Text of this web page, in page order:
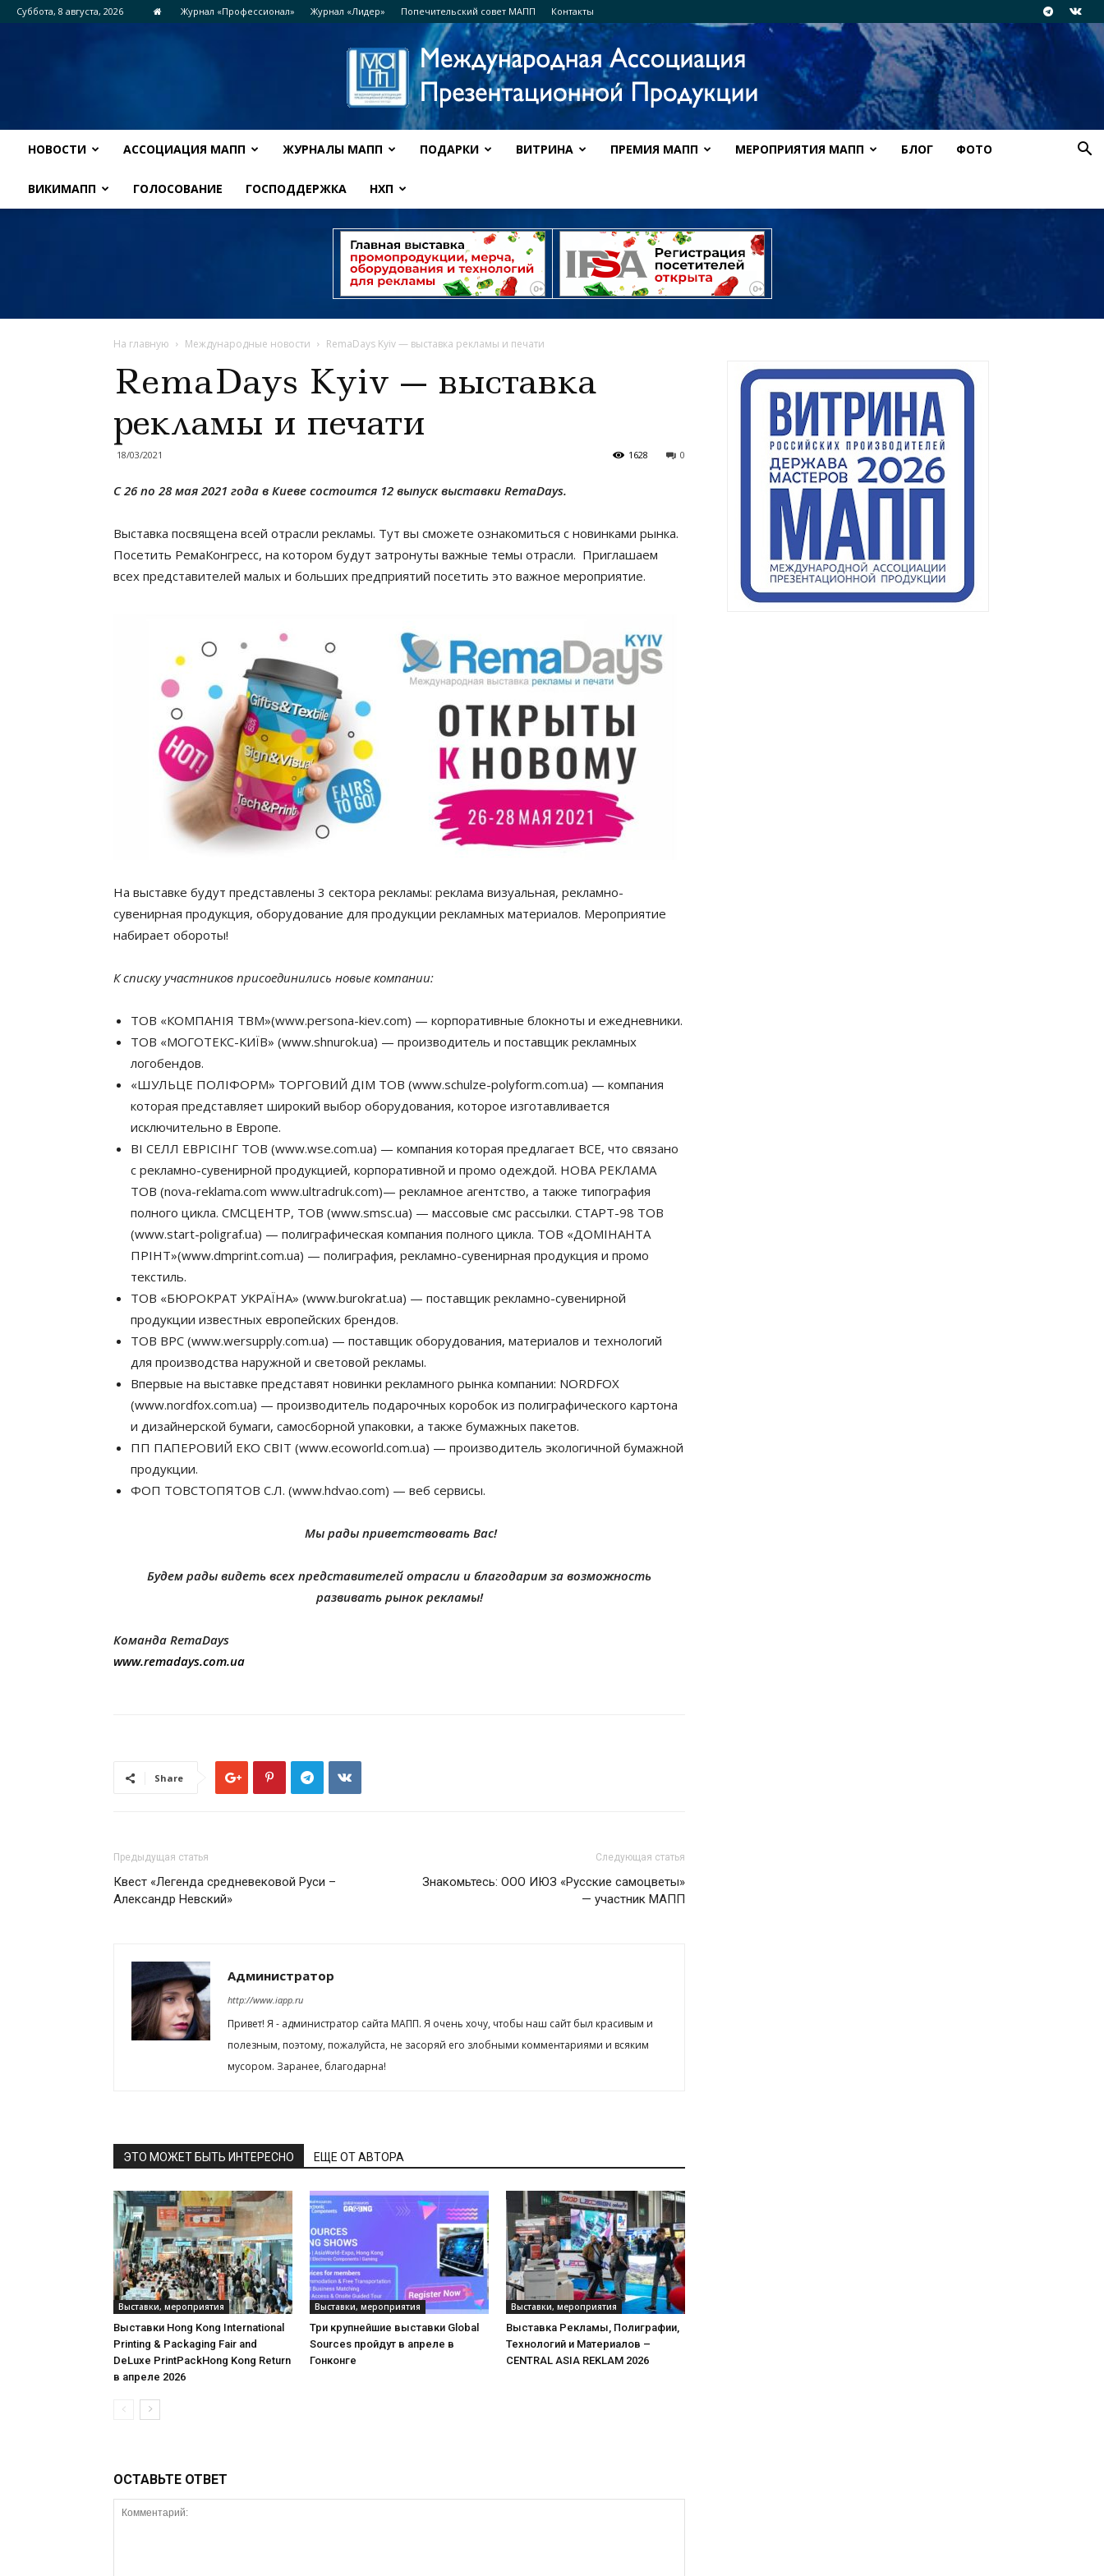
Суббота, 8 августа, 2026 Журнал «Профессионал» Журнал «Лидер» Попечительский совет МАПП Контакты
НОВОСТИ АССОЦИАЦИЯ МАПП ЖУРНАЛЫ МАПП ПОДАРКИ ВИТРИНА ПРЕМИЯ МАПП МЕРОПРИЯТИЯ МАПП БЛОГ ФОТО
ВИКИМАПП ГОЛОСОВАНИЕ ГОСПОДДЕРЖКА НХП
На главную Международные новости RemaDays Kyiv — выставка рекламы и печати
RemaDays Kyiv — выставка
рекламы и печати
18/03/2021 0
1628
C 26 по 28 мая 2021 года в Киеве состоится 12 выпуск выставки RemaDays.
Выставка посвящена всей отрасли рекламы. Тут вы сможете ознакомиться с новинками рынка.
Посетить РемаКонгресс, на котором будут затронуты важные темы отрасли. Приглашаем
всех представителей малых и больших предприятий посетить это важное мероприятие.
На выставке будут представлены 3 сектора рекламы: реклама визуальная, рекламно-
сувенирная продукция, оборудование для продукции рекламных материалов. Мероприятие
набирает обороты!
К списку участников присоединились новые компании:
ТОВ «КОМПАНІЯ ТВМ»(www.persona-kiev.com) — корпоративные блокноты и ежедневники.
ТОВ «МОГОТЕКС-КИЇВ» (www.shnurok.ua) — производитель и поставщик рекламных
логобендов.
«ШУЛЬЦЕ ПОЛІФОРМ» ТОРГОВИЙ ДІМ ТОВ (www.schulze-polyform.com.ua) — компания
которая представляет широкий выбор оборудования, которое изготавливается
исключительно в Европе.
ВІ СЕЛЛ ЕВРІСІНГ ТОВ (www.wse.com.ua) — компания которая предлагает ВСЕ, что связано
с рекламно-сувенирной продукцией, корпоративной и промо одеждой. НОВА РЕКЛАМА
ТОВ (nova-reklama.com www.ultradruk.com)— рекламное агентство, а также типография
полного цикла. СМСЦЕНТР, ТОВ (www.smsc.ua) — массовые смс рассылки. СТАРТ-98 ТОВ
(www.start-poligraf.ua) — полиграфическая компания полного цикла. ТОВ «ДОМІНАНТА
ПРІНТ»(www.dmprint.com.ua) — полиграфия, рекламно-сувенирная продукция и промо
текстиль.
ТОВ «БЮРОКРАТ УКРАЇНА» (www.burokrat.ua) — поставщик рекламно-сувенирной
продукции известных европейских брендов.
ТОВ ВРС (www.wersupply.com.ua) — поставщик оборудования, материалов и технологий
для производства наружной и световой рекламы.
Впервые на выставке представят новинки рекламного рынка компании: NORDFOX
(www.nordfox.com.ua) — производитель подарочных коробок из полиграфического картона
и дизайнерской бумаги, самосборной упаковки, а также бумажных пакетов.
ПП ПАПЕРОВИЙ ЕКО СВІТ (www.ecoworld.com.ua) — производитель экологичной бумажной
продукции.
ФОП ТОВСТОПЯТОВ С.Л. (www.hdvao.com) — веб сервисы.
Мы рады приветствовать Вас!
Будем рады видеть всех представителей отрасли и благодарим за возможность
развивать рынок рекламы!
Команда RemaDays
www.remadays.com.ua
Share
Предыдущая статья
Квест «Легенда средневековой Руси –
Александр Невский»
Следующая статья
Знакомьтесь: ООО ИЮЗ «Русские самоцветы»
— участник МАПП
Администратор
http://www.iapp.ru
Привет! Я - администратор сайта МАПП. Я очень хочу, чтобы наш сайт был красивым и
полезным, поэтому, пожалуйста, не засоряй его злобными комментариями и всяким
мусором. Заранее, благодарна!
ЭТО МОЖЕТ БЫТЬ ИНТЕРЕСНО ЕЩЕ ОТ АВТОРА
Выставки, мероприятия
Выставки Hong Kong International
Printing & Packaging Fair and
DeLuxe PrintPackHong Kong Return
в апреле 2026
Выставки, мероприятия
Три крупнейшие выставки Global
Sources пройдут в апреле в
Гонконге
Выставки, мероприятия
Выставка Рекламы, Полиграфии,
Технологий и Материалов –
CENTRAL ASIA REKLAM 2026
ОСТАВЬТЕ ОТВЕТ